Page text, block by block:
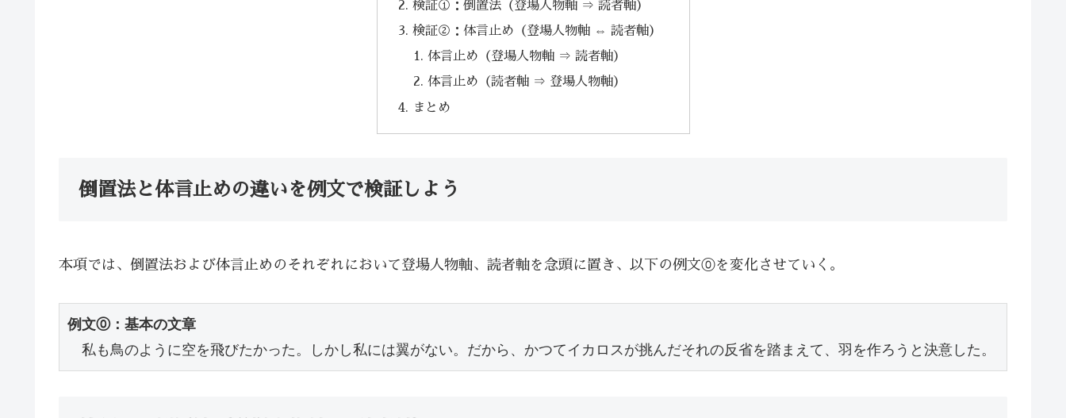
検証①：倒置法（登場人物軸 ⇒ 読者軸）
検証②：体言止め（登場人物軸 ⇔ 読者軸）
体言止め（登場人物軸 ⇒ 読者軸）
体言止め（読者軸 ⇒ 登場人物軸）
まとめ
倒置法と体言止めの違いを例文で検証しよう
本項では、倒置法および体言止めのそれぞれにおいて登場人物軸、読者軸を念頭に置き、以下の例文⓪を変化させていく。
例文⓪：基本の文章
私も鳥のように空を飛びたかった。しかし私には翼がない。だから、かつてイカロスが挑んだそれの反省を踏まえて、羽を作ろうと決意した。